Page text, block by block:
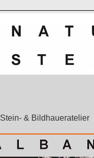
Stein- & Bildhaueratelier